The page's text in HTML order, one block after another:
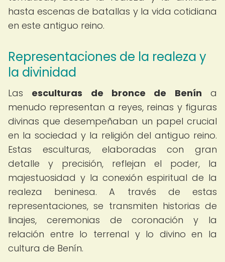
hasta escenas de batallas y la vida cotidiana
en este antiguo reino.
Representaciones de la realeza y
la divinidad
Las esculturas de bronce de Benín a
menudo representan a reyes, reinas y figuras
divinas que desempeñaban un papel crucial
en la sociedad y la religión del antiguo reino.
Estas esculturas, elaboradas con gran
detalle y precisión, reflejan el poder, la
majestuosidad y la conexión espiritual de la
realeza beninesa. A través de estas
representaciones, se transmiten historias de
linajes, ceremonias de coronación y la
relación entre lo terrenal y lo divino en la
cultura de Benín.